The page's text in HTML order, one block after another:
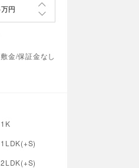
敷金/保証金なし
1K
1LDK(+S)
2LDK(+S)